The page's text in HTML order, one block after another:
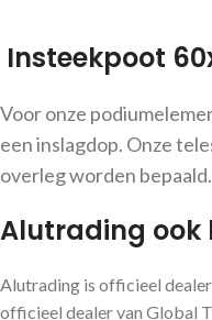
Insteekpoot
Voor onze
een inslagdop. Onze
overleg worden
Alutrading ook
Alutrading is officieel
officieel dealer van Global